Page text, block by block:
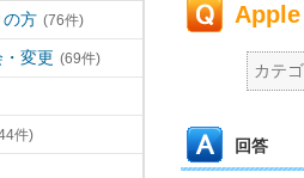
の方 (76件)
変更 (69件)
件)
Apple
カテ
回答